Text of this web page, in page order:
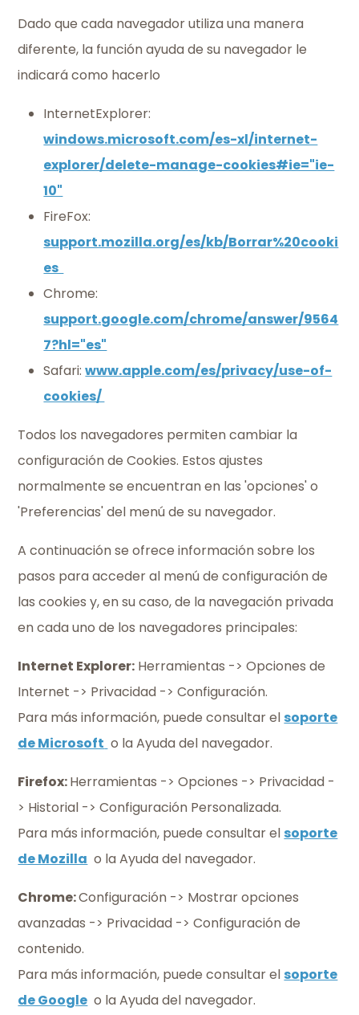
Dado que cada navegador utiliza una manera
diferente, la función ayuda de su navegador le
indicará como hacerlo
InternetExplorer:
windows.microsoft.com/es-xl/internet-
explorer/delete-manage-cookies#ie="ie-
10"
FireFox:
support.mozilla.org/es/kb/Borrar%20cooki
es
Chrome:
support.google.com/chrome/answer/9564
7?hl="es"
Safari:www.apple.com/es/privacy/use-of-
cookies/
Todos los navegadores permiten cambiar la
configuración de Cookies. Estos ajustes
normalmente se encuentran en las 'opciones' o
'Preferencias' del menú de su navegador.
A continuación se ofrece información sobre los
pasos para acceder al menú de configuración de
las cookies y, en su caso, de la navegación privada
en cada uno de los navegadores principales:
Internet Explorer: Herramientas -> Opciones de
Internet -> Privacidad -> Configuración.
Para más información, puede consultar el soporte
de Microsoft o la Ayuda del navegador.
Firefox:Herramientas -> Opciones -> Privacidad -
> Historial -> Configuración Personalizada.
Para más información, puede consultar el soporte
de Mozilla o la Ayuda del navegador.
Chrome:Configuración -> Mostrar opciones
avanzadas -> Privacidad -> Configuración de
contenido.
Para más información, puede consultar el soporte
de Google o la Ayuda del navegador.